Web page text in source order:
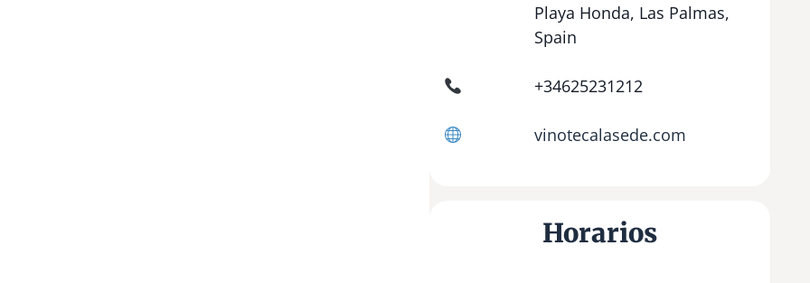
Playa Honda, Las Palmas,
Spain
+34625231212
vinotecalasede.com
Horarios